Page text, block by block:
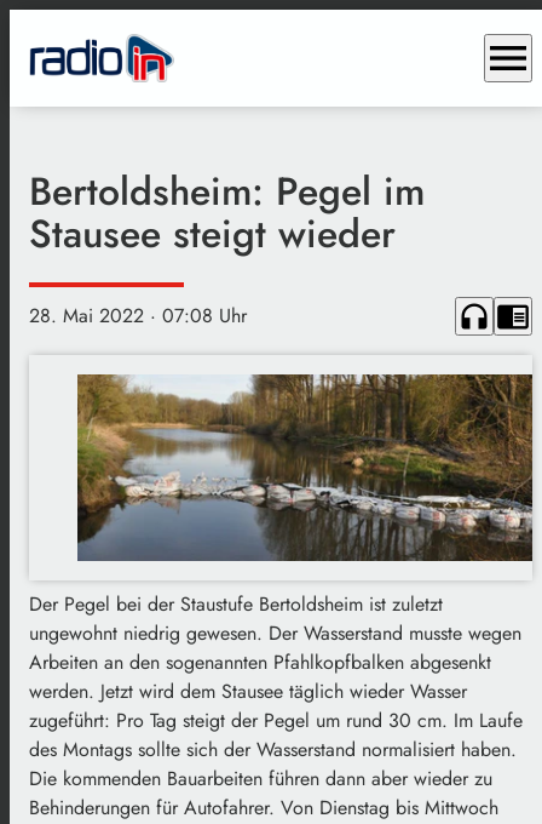
menu
Bertoldsheim: Pegel im
Stausee steigt wieder
28. Mai 2022 · 07:08 Uhr headphones chrome_reader_mode
Der Pegel bei der Staustufe Bertoldsheim ist zuletzt
ungewohnt niedrig gewesen. Der Wasserstand musste wegen
Arbeiten an den sogenannten Pfahlkopfbalken abgesenkt
werden. Jetzt wird dem Stausee täglich wieder Wasser
zugeführt: Pro Tag steigt der Pegel um rund 30 cm. Im Laufe
des Montags sollte sich der Wasserstand normalisiert haben.
Die kommenden Bauarbeiten führen dann aber wieder zu
Behinderungen für Autofahrer. Von Dienstag bis Mittwoch